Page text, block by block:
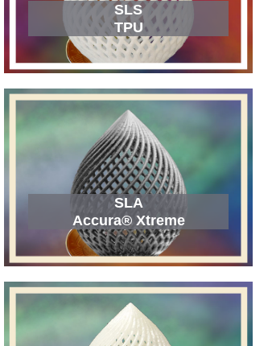
SLS
TPU
SLA
Accura® Xtreme